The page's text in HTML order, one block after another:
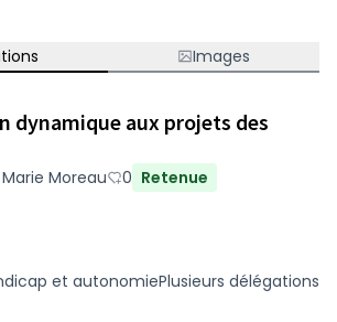
Images
dynamique aux projets des
Moreau 0 Retenue
les résultats du défi principal : Handicap
et autonomieFiltrer les résultats
Plusieurs délégations